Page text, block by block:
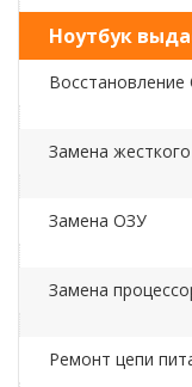
Ноутбук
Восстановление
Замена жесткого
Замена ОЗУ
Замена
Ремонт цепи